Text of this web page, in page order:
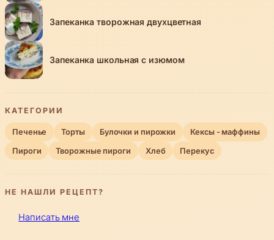
Запеканка творожная двухцветная
Запеканка школьная с изюмом
КАТЕГОРИИ
Печенье Торты Булочки и пирожки Кексы - маффины
Пироги Творожные пироги Хлеб Перекус
НЕ НАШЛИ РЕЦЕПТ?
Написать мне